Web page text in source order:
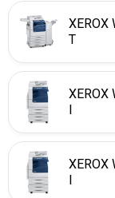
XEROX
T
XEROX
I
XEROX
I